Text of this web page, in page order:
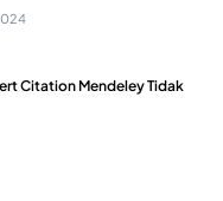
Citation Mendeley Tidak